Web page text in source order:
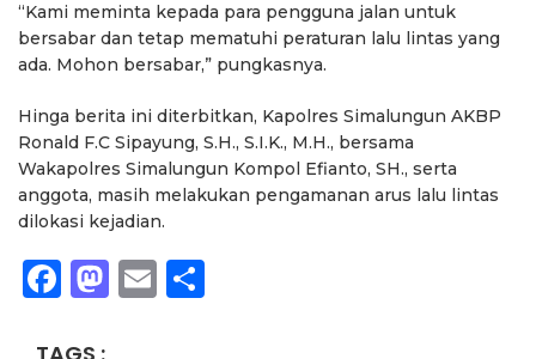
“Kami meminta kepada para pengguna jalan untuk
bersabar dan tetap mematuhi peraturan lalu lintas yang
ada. Mohon bersabar,” pungkasnya.
Hinga berita ini diterbitkan, Kapolres Simalungun AKBP
Ronald F.C Sipayung, S.H., S.I.K., M.H., bersama
Wakapolres Simalungun Kompol Efianto, SH., serta
anggota, masih melakukan pengamanan arus lalu lintas
dilokasi kejadian.
Facebook
Mastodon
Email